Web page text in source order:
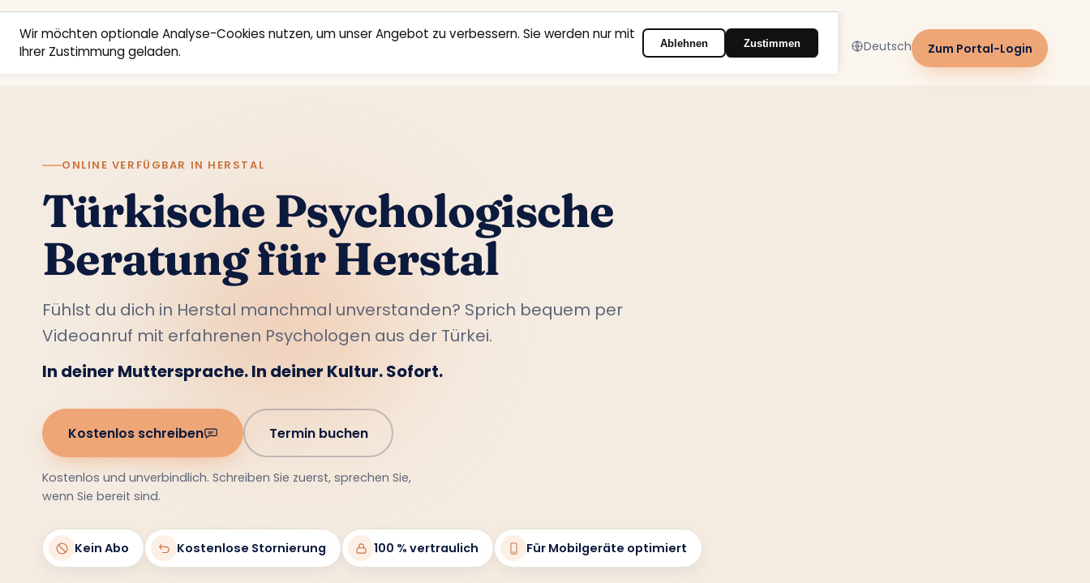
StartseiteFachbereichePsychologen Kontakt Deutsch Zum Portal-Login
Türkische Psychologische
Beratung für Herstal
Fühlst du dich in Herstal manchmal unverstanden? Sprich bequem per
Videoanruf mit erfahrenen Psychologen aus der Türkei.
In deiner Muttersprache. In deiner Kultur. Sofort.
Kostenlos schreiben Termin buchen
wenn Sie bereit sind.
Ihrer Zustimmung geladen.
Ablehnen Zustimmen